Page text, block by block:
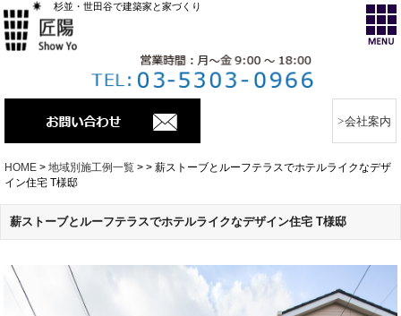
杉並・世田谷で建築家と家づくり
会社案内
HOME > 地域別施工例一覧 > > 薪ストーブとルーフテラスでホテルライクなデザ
イン住宅 T様邸
薪ストーブとルーフテラスでホテルライクなデザイン住宅 T様邸